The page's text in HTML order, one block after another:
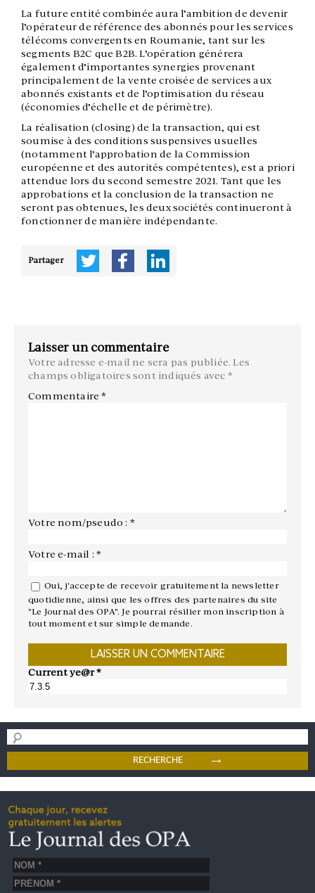
La future entité combinée aura l’ambition de devenir
l’opérateur de référence des abonnés pour les services
télécoms convergents en Roumanie, tant sur les
segments B2C que B2B. L’opération générera
également d’importantes synergies provenant
principalement de la vente croisée de services aux
abonnés existants et de l’optimisation du réseau
(économies d’échelle et de périmètre).
La réalisation (closing) de la transaction, qui est
soumise à des conditions suspensives usuelles
(notamment l’approbation de la Commission
européenne et des autorités compétentes), est a priori
attendue lors du second semestre 2021. Tant que les
approbations et la conclusion de la transaction ne
seront pas obtenues, les deux sociétés continueront à
fonctionner de manière indépendante.
Partager
Laisser un commentaire
Votre adresse e-mail ne sera pas publiée. Les
champs obligatoires sont indiqués avec *
Commentaire*
Votre nom/pseudo : *
Votre e-mail : *
Oui, j'accepte de recevoir gratuitement la newsletter
quotidienne, ainsi que les offres des partenaires du site
"Le Journal des OPA". Je pourrai résilier mon inscription à
tout moment et sur simple demande.
Current ye@r*